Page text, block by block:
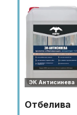
Отбелива